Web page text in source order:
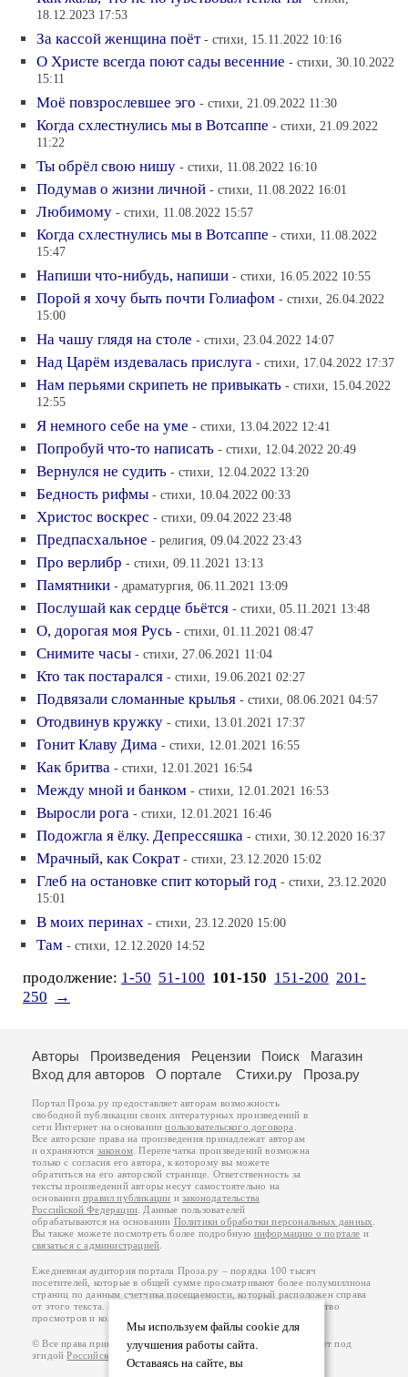
18.12.2023 17:53
За кассой женщина поёт - стихи, 15.11.2022 10:16
О Христе всегда поют сады весенние - стихи, 30.10.2022
15:11
Моё повзрослевшее эго - стихи, 21.09.2022 11:30
Когда схлестнулись мы в Вотсаппе - стихи, 21.09.2022
11:22
Ты обрёл свою нишу - стихи, 11.08.2022 16:10
Подумав о жизни личной - стихи, 11.08.2022 16:01
Любимому - стихи, 11.08.2022 15:57
Когда схлестнулись мы в Вотсаппе - стихи, 11.08.2022
15:47
Напиши что-нибудь, напиши - стихи, 16.05.2022 10:55
Порой я хочу быть почти Голиафом - стихи, 26.04.2022
15:00
На чашу глядя на столе - стихи, 23.04.2022 14:07
Над Царём издевалась прислуга - стихи, 17.04.2022 17:37
Нам перьями скрипеть не привыкать - стихи, 15.04.2022
12:55
Я немного себе на уме - стихи, 13.04.2022 12:41
Попробуй что-то написать - стихи, 12.04.2022 20:49
Вернулся не судить - стихи, 12.04.2022 13:20
Бедность рифмы - стихи, 10.04.2022 00:33
Христос воскрес - стихи, 09.04.2022 23:48
Предпасхальное - религия, 09.04.2022 23:43
Про верлибр - стихи, 09.11.2021 13:13
Памятники - драматургия, 06.11.2021 13:09
Послушай как сердце бьётся - стихи, 05.11.2021 13:48
О, дорогая моя Русь - стихи, 01.11.2021 08:47
Снимите часы - стихи, 27.06.2021 11:04
Кто так постарался - стихи, 19.06.2021 02:27
Подвязали сломанные крылья - стихи, 08.06.2021 04:57
Отодвинув кружку - стихи, 13.01.2021 17:37
Гонит Клаву Дима - стихи, 12.01.2021 16:55
Как бритва - стихи, 12.01.2021 16:54
Между мной и банком - стихи, 12.01.2021 16:53
Выросли рога - стихи, 12.01.2021 16:46
Подожгла я ёлку. Депрессяшка - стихи, 30.12.2020 16:37
Мрачный, как Сократ - стихи, 23.12.2020 15:02
Глеб на остановке спит который год - стихи, 23.12.2020
15:01
В моих перинах - стихи, 23.12.2020 15:00
Там - стихи, 12.12.2020 14:52
продолжение: 1-50 51-100 101-150 151-200 201-
250
→
Мы используем файлы cookie для
улучшения работы сайта.
Оставаясь на сайте, вы
Авторы Произведения Рецензии Поиск
Магазин
Вход для авторов
О портале Стихи.ру Проза.ру
Портал Проза.ру предоставляет авторам возможность
свободной публикации своих литературных произведений в
сети Интернет на основаниипользовательского договора
Все авторские права на произведения принадлежат авторам
и охраняются законом . Перепечатка произведений возможна
только с согласия его автора, к которому вы можете
обратиться на его авторской странице. Ответственность за
тексты произведений авторы несут самостоятельно на
основанииправил публикации изаконодательства
Российской Федерации . Данные пользователей
обрабатываются на основании Политики обработки персональных данных
Вы также можете посмотреть более подробную информацию о портале и
связаться с администрацией
Ежедневная аудитория портала Проза.ру – порядка 100 тысяч
посетителей, которые в общей сумме просматривают более полумиллиона
страниц по данным счетчика посещаемости, который расположен справа
от этого текста. В каждой графе указано по две цифры: количество
просмотров и количество посетителей.
© Все права принадлежат авторам, 2000-2026. Портал работает под
эгидойРоссийского союза писателей